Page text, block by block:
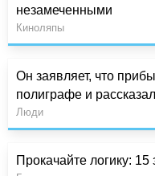
незамеченными
Киноляпы
Он заявляет, что
полиграфе и
Люди
Прокачайте логику: 15